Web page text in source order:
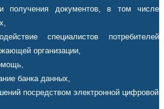
получения документов, в том числе
специалистов потребителей
организации,
банка данных,
посредством электронной цифровой